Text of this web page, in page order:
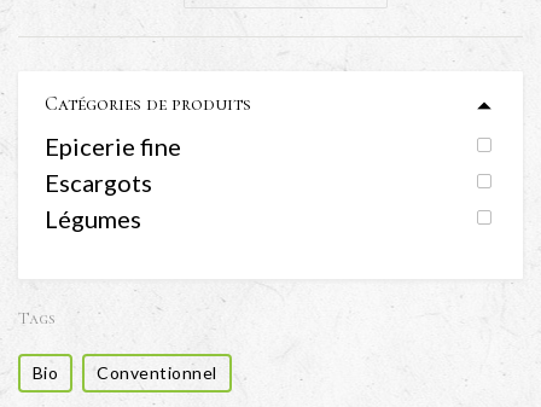
Catégories de produits
Epicerie fine
Escargots
Légumes
Tags
Bio Conventionnel